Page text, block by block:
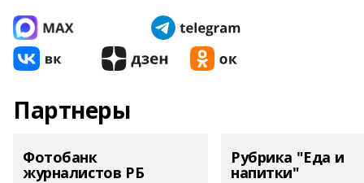
Партнеры
Фотобанк
журналистов РБ
Рубрика "Еда и
напитки"